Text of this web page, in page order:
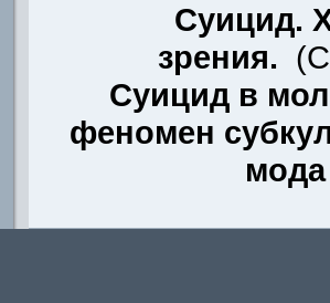
Суицид.
зрения. (
Суицид в
феномен
мода